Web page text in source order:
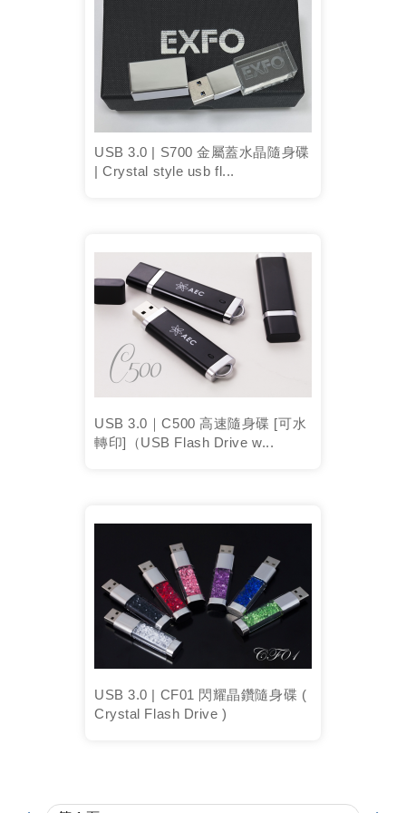
USB 3.0 | S700 金屬蓋水晶隨身碟
| Crystal style usb fl...
USB 3.0｜C500 高速隨身碟 [可水
轉印]（USB Flash Drive w...
USB 3.0 | CF01 閃耀晶鑽隨身碟 (
Crystal Flash Drive )